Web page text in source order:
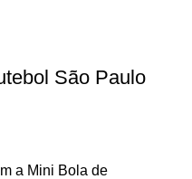
São Paulo
a Mini Bola de